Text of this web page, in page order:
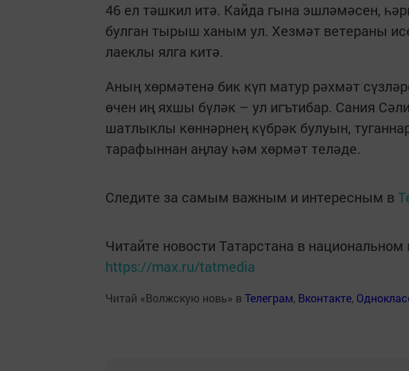
46 ел тәшкил итә. Кайда гына эшләмәсен,
булган тырыш ханым ул. Хезмәт ветераны
лаеклы ялга китә.
Аның хөрмәтенә бик күп матур рәхмәт
өчен иң яхшы бүләк – ул игътибар. Сания
шатлыклы көннәрнең күбрәк булуын,
тарафыннан аңлау һәм хөрмәт теләде.
Следите за самым важным и интересным в
Читайте новости Татарстана в
https://max.ru/tatmedia
Читай «Волжскую новь» в Телеграм, Вконтакте,